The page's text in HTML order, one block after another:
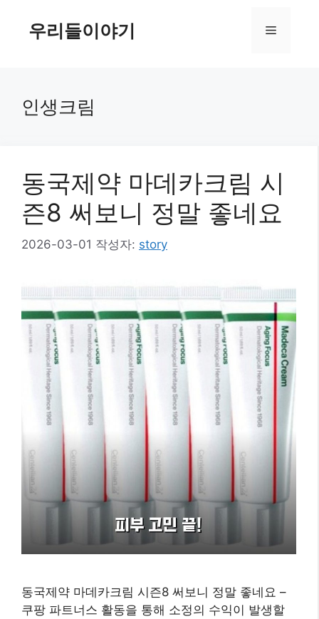
우리들이야기 메
인생크림
동국제약 마데카크림 시
즌8 써보니 정말 좋네요
2026-03-01 작성자: story
동국제약 마데카크림 시즌8 써보니 정말 좋네요 –
쿠팡 파트너스 활동을 통해 소정의 수익이 발생할